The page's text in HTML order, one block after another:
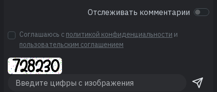
Отслеживать комментарии
Соглашаюсь с политикой конфиденциальности и
пользовательским соглашением